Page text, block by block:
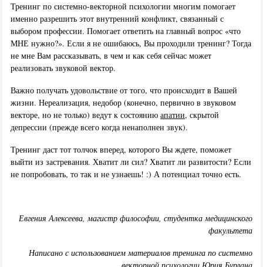
Тренинг по системно-векторной психологии многим помогает
именно разрешить этот внутренний конфликт, связанный с
выбором профессии. Помогает ответить на главный вопрос «что
МНЕ нужно?». Если я не ошибаюсь, Вы проходили тренинг? Тогда
не мне Вам рассказывать, в чем и как себя сейчас может
реализовать звуковой вектор.
Важно получать удовольствие от того, что происходит в Вашей
жизни. Нереализация, недобор (конечно, первично в звуковом
векторе, но не только) ведут к состоянию апатии, скрытой
депрессии (прежде всего когда ненаполнен звук).
Тренинг даст тот толчок вперед, которого Вы ждете, поможет
выйти из застревания. Хватит ли сил? Хватит ли развитости? Если
не попробовать, то так и не узнаешь! :) А потенциал точно есть.
Евгения Алексеева, магистр философии, студентка медицинского
факультета
Написано с использованием материалов тренинга по системно